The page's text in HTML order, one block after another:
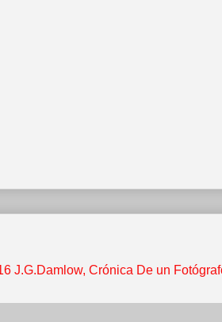
J.G.Damlow, Crónica De un